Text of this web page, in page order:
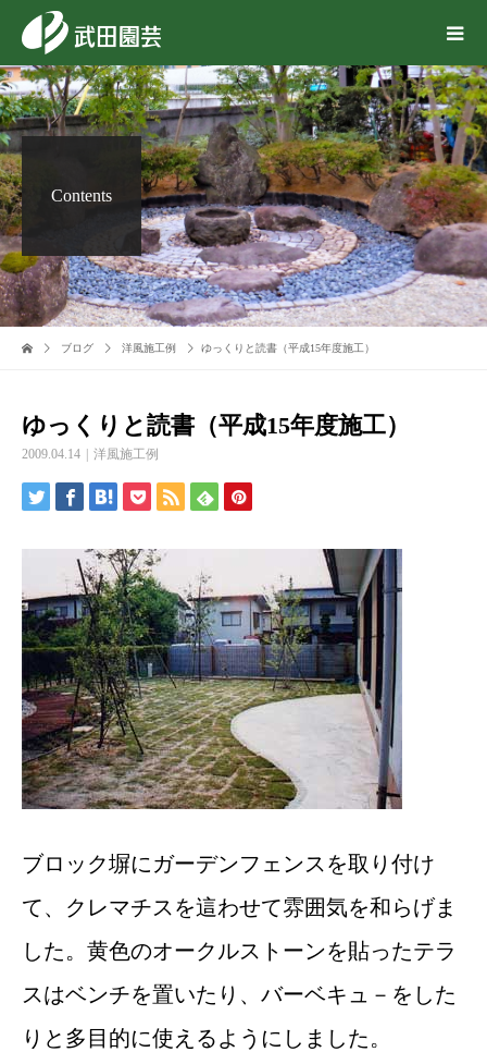
Contents
ブログ 洋風施工例 ゆっくりと読書（平成15年度施工）
ゆっくりと読書（平成15年度施工）
2009.04.14 洋風施工例
ブロック塀にガーデンフェンスを取り付け
て、クレマチスを這わせて雰囲気を和らげま
した。黄色のオークルストーンを貼ったテラ
スはベンチを置いたり、バーベキュ－をした
りと多目的に使えるようにしました。